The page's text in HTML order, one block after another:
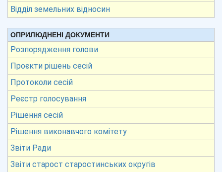
Відділ земельних відносин
ОПРИЛЮДНЕНІ ДОКУМЕНТИ
Розпорядження голови
Проєкти рішень сесій
Протоколи сесій
Реєстр голосування
Рішення сесій
Рішення виконавчого комітету
Звіти Ради
Звіти старост старостинських округів